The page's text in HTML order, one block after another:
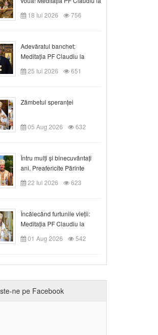
duminica a VII-a după Rusalii
18 Iul 2026 756
Adevăratul banchet:
Meditația PF Claudiu la
Duminica a VIII-a după
Rusalii
25 Iul 2026 651
Zâmbetul speranței
05 Aug 2026 632
Întru mulți și binecuvântați
ani, Preafericite Părinte
Claudiu!
22 Iul 2026 623
Încălecând furtunile vieții:
Meditația PF Claudiu la
Duminica a IX-a după Rusalii
01 Aug 2026 542
ne pe Facebook